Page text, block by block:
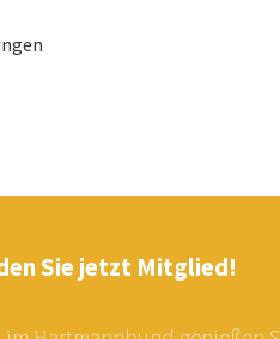
Sie jetzt Mitglied!